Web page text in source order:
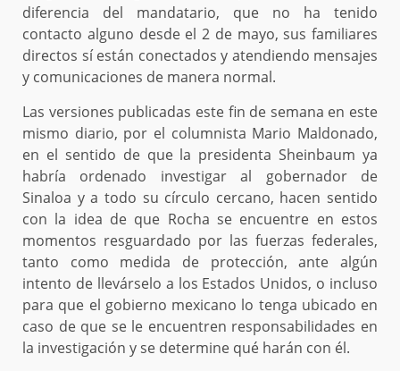
diferencia del mandatario, que no ha tenido
contacto alguno desde el 2 de mayo, sus familiares
directos sí están conectados y atendiendo mensajes
y comunicaciones de manera normal.
Las versiones publicadas este fin de semana en este
mismo diario, por el columnista Mario Maldonado,
en el sentido de que la presidenta Sheinbaum ya
habría ordenado investigar al gobernador de
Sinaloa y a todo su círculo cercano, hacen sentido
con la idea de que Rocha se encuentre en estos
momentos resguardado por las fuerzas federales,
tanto como medida de protección, ante algún
intento de llevárselo a los Estados Unidos, o incluso
para que el gobierno mexicano lo tenga ubicado en
caso de que se le encuentren responsabilidades en
la investigación y se determine qué harán con él.